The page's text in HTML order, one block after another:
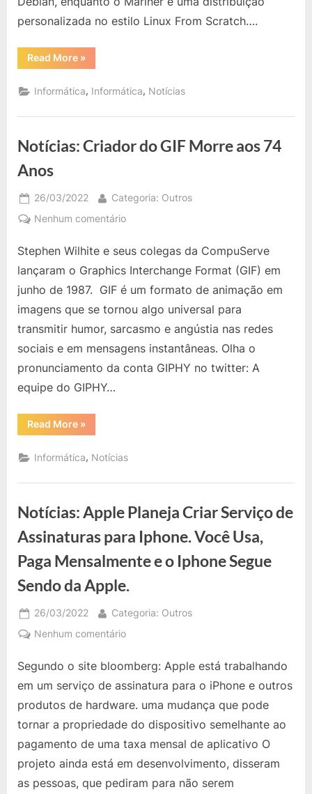
e
personalizada no estilo Linux From Scratch….
Read More“Notícia:
Microsoft
Tem
2
Linux
mariner
e
»
Informática, Informática, Notícias
Notícias: Criador do GIF Morre aos 74
Anos
Posted
on
26/03/2022 By
Categoria: Outros
Nenhum comentárioem
Criador
do
aos
74
Anos
Stephen Wilhite e seus colegas da CompuServe
lançaram o Graphics Interchange Format (GIF) em
junho de 1987. GIF é um formato de animação em
imagens que se tornou algo universal para
transmitir humor, sarcasmo e angústia nas redes
sociais e em mensagens instantâneas. Olha o
pronunciamento da conta GIPHY no twitter: A
equipe do GIPHY…
Read More“Notícias:
Criador
GIF
Morre
74
»
Informática, Notícias
Notícias: Apple Planeja Criar Serviço de
Assinaturas para Iphone. Você Usa,
Paga Mensalmente e o Iphone Segue
Sendo da Apple.
Posted
on
26/03/2022 By
Categoria: Outros
Nenhum comentárioem
Apple
Planeja
Serviço
de
Assinaturas
para
Iphone.
Segundo o site bloomberg: Apple está trabalhando
em um serviço de assinatura para o iPhone e outros
produtos de hardware. uma mudança que pode
tornar a propriedade do dispositivo semelhante ao
pagamento de uma taxa mensal de aplicativo O
projeto ainda está em desenvolvimento, disseram
as pessoas, que pediram para não serem